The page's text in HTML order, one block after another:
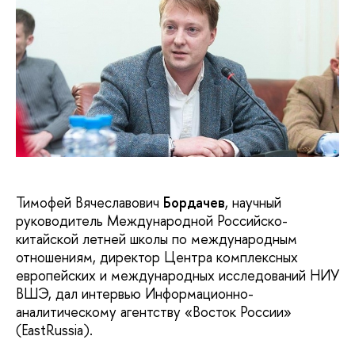
Тимофей Вячеславович Бордачев, научный
руководитель Международной Российско-
китайской летней школы по международным
отношениям, директор Центра комплексных
европейских и международных исследований НИУ
ВШЭ, дал интервью Информационно-
аналитическому агентству «Восток России»
(EastRussia).